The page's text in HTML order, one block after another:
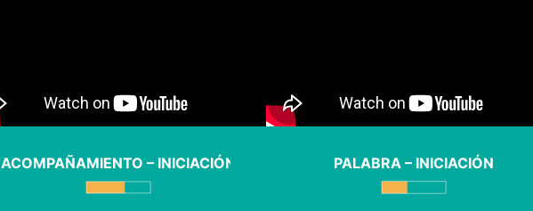
ACOMPAÑAMIENTO – INICIACIÓN PALABRA – INICIACIÓN